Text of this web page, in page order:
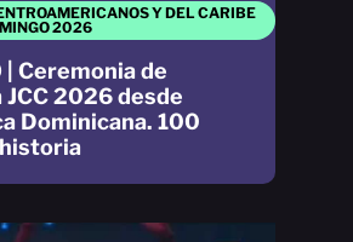
Y DEL CARIBE
2026
| Ceremonia de
JCC 2026 desde
Dominicana. 100